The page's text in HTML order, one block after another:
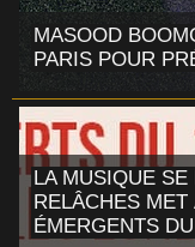
MASOOD
PARIS POUR
LA MUSIQUE
RELÂCHES
ÉMERGENTS